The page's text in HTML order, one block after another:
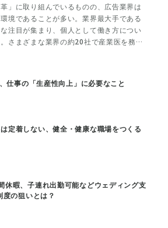
」に取り組んでいるものの、広告業界は
境であることが多い。業界最大手である
注目が集まり、個人として働き方につい
さまざまな業界の約20社で産業医を務め
仕事の「生産性向上」に必要なこと
定着しない、健全・健康な職場をつくる
休暇、子連れ出勤可能などウェディング支
の狙いとは？